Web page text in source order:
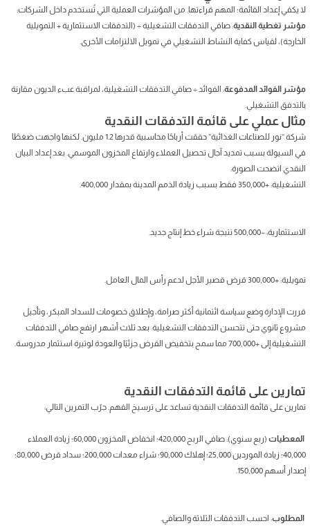
لا يكفي إعداد القائمة؛ المهم قراءتها. من المؤشرات العملية التي تُستخدم داخل الشركات:
مؤشر تغطية النقدية: صافي التدفقات التشغيلية ÷ (التدفقات الاستثمارية + التمويلية
الخارجة)، لقياس كفاية النشاط التشغيلي في تمويل الالتزامات الأخرى.
مؤشر الفوائد المدفوعة: الفوائد ÷ صافي التدفقات التشغيلية، لمراقبة عبء الديون مقارنة
بالتدفق التشغيلي.
مثال عملي على قائمة التدفقات النقدية
شركة “نور للصناعات الغذائية” حققت أرباحًا محاسبية قدرها 1.2 مليون. لكنها واجهت ضغطًا
في السيولة بسبب تمديد آجال تحصيل العملاء وارتفاع المخزون الموسمي. بعد إعداد البيان
النقدي اتضحت الصورة:
التشغيلية: +350,000 فقط بسبب زيادة الذمم المدينة بمقدار 400,000.
الاستثمارية: −500,000 نتيجة شراء خط إنتاج جديد.
تمويلية: +300,000 قرض قصير الأجل لدعم رأس المال العامل.
قررت الإدارة وضع سياسة ائتمانية أكثر صرامة، وإطلاق خصومات للسداد المبكر، وتأجيل
مشروع ثانوي حتى تتحسن التدفقات التشغيلية. بعد ثلاث أشهر ارتفع صافي التدفقات
التشغيلية إلى +700,000 مما سمح بتخفيض القرض جزئيًا والعودة لوتيرة استثمار مدروسة.
تمارين على قائمة التدفقات النقدية
تمارين على قائمة التدفقات النقدية تساعد على ترسيخ الفهم. جرّب التمرين التالي:
المعطيات
(ربع سنوي): صافي الربح 420,000؛ انخفاض المخزون 60,000؛ زيادة العملاء
40,000؛ زيادة الموردين 25,000؛ إهلاك 90,000؛ شراء معدات 200,000؛ سداد قرض 80,000؛
إصدار أسهم 150,000.
المطلوب: احسب التدفقات الثلاثة والصافي.